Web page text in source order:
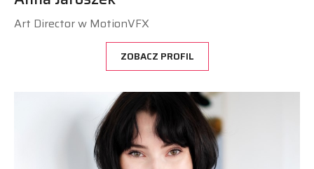
Art Director w MotionVFX
ZOBACZ PROFIL